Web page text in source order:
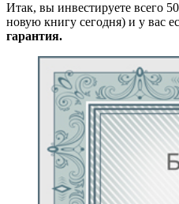
Итак, вы инвестируете всего
новую книгу сегодня) и у вас
гарантия.